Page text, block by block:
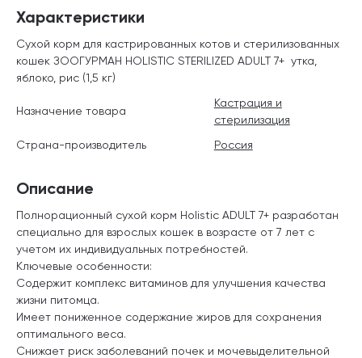
Описание
Полнорационный сухой корм Holistic ADULT 7+ разработан
специально для взрослых кошек в возрасте от 7 лет с
учетом их индивидуальных потребностей.
Ключевые особенности:
Содержит комплекс витаминов для улучшения качества
жизни питомца.
Имеет пониженное содержание жиров для сохранения
оптимального веса.
Снижает риск заболеваний почек и мочевыделительной
Характеристики
Сухой корм для кастрированных котов и стерилизованных
кошек ЗООГУРМАН HOLISTIC STERILIZED ADULT 7+ утка,
яблоко, рис (1,5 кг)
Назначение товара
Кастрация и
стерилизация
Страна-производитель
Россия